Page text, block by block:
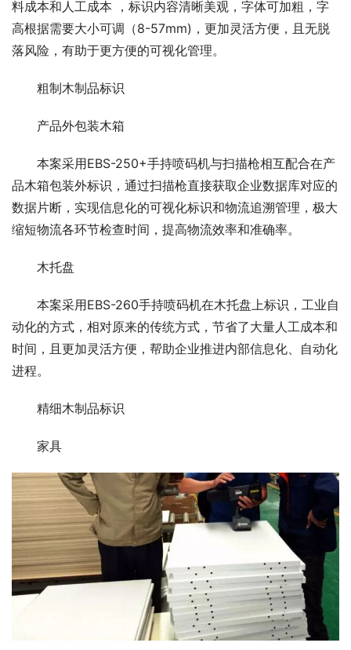
料成本和人工成本 ，标识内容清晰美观，字体可加粗，字
高根据需要大小可调（8-57mm)，更加灵活方便，且无脱
落风险，有助于更方便的可视化管理。
粗制木制品标识
产品外包装木箱
本案采用EBS-250+手持喷码机与扫描枪相互配合在产
品木箱包装外标识，通过扫描枪直接获取企业数据库对应的
数据片断，实现信息化的可视化标识和物流追溯管理，极大
缩短物流各环节检查时间，提高物流效率和准确率。
木托盘
本案采用EBS-260手持喷码机在木托盘上标识，工业自
动化的方式，相对原来的传统方式，节省了大量人工成本和
时间，且更加灵活方便，帮助企业推进内部信息化、自动化
进程。
精细木制品标识
家具